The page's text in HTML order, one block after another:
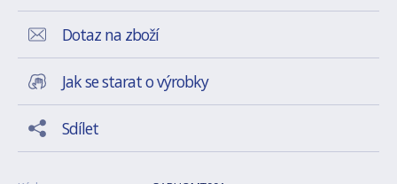
Dotaz na zboží
Jak se starat o výrobky
Sdílet